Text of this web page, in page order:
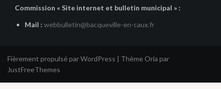
Commission « Site internet et bulletin municipal » :
Mail : webbulletin@bacqueville-en-caux.fr
Fièrement propulsé par WordPress | Thème Oria par
JustFreeThemes